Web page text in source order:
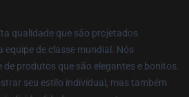
qualidade que são projetados
equipe de classe mundial. Nós
produtos que são elegantes e bonitos.
seu estilo individual, mas também